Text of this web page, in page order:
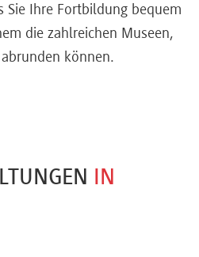
Sie Ihre Fortbildung bequem
die zahlreichen Museen,
können.
IN